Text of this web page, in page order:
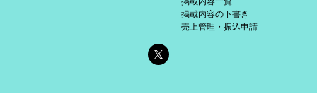
掲載内容の下書き
売上管理・振込申請